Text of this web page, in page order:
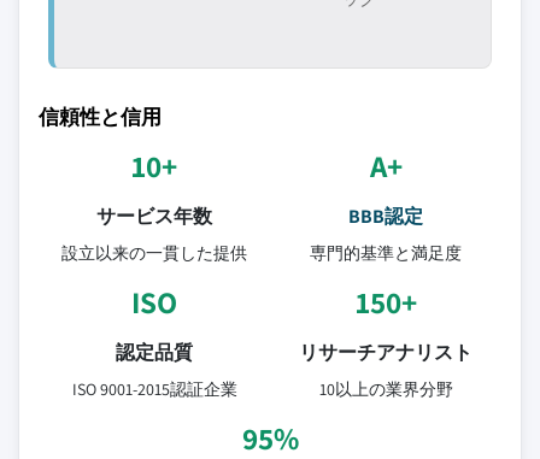
信頼性と信用
10+
サービス年数
設立以来の一貫した提供
A+
BBB認定
専門的基準と満足度
ISO
認定品質
ISO 9001-2015認証企業
150+
リサーチアナリスト
10以上の業界分野
95%